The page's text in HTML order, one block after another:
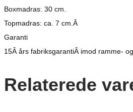
Boxmadras: 30 cm.
Topmadras: ca. 7 cm.Â
Garanti
15Â års fabriksgarantiÂ imod ramme-
Relaterede